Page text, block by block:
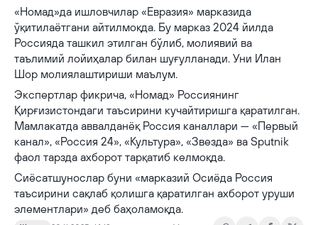
«Номад»да ишловчилар «Евразия» марказида
ўқитилаётгани айтилмоқда. Бу марказ 2024 йилда
Россияда ташкил этилган бўлиб, молиявий ва
таълимий лойиҳалар билан шуғулланади. Уни Илан
Шор молиялаштириши маълум.
Экспертлар фикрича, «Номад» Россиянинг
Қирғизистондаги таъсирини кучайтиришга қаратилган.
Мамлакатда аввалданёқ Россия каналлари — «Первый
канал», «Россия 24», «Культура», «Звезда» ва Sputnik
фаол тарзда ахборот тарқатиб келмоқда.
Сиёсатшунослар буни «марказий Осиёда Россия
таъсирини сақлаб қолишга қаратилган ахборот уруши
элементлари» деб баҳоламоқда.